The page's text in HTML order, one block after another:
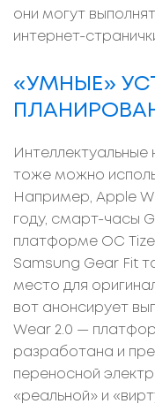
они могут
интернет-
«УМНЫЕ»
тоже можно
Например, Apple
году, смарт-часы
платформе ОС
Samsung Gear Fit
место для
вот анонсирует
Wear 2.0 —
разработана и
переносной
«реальной» и